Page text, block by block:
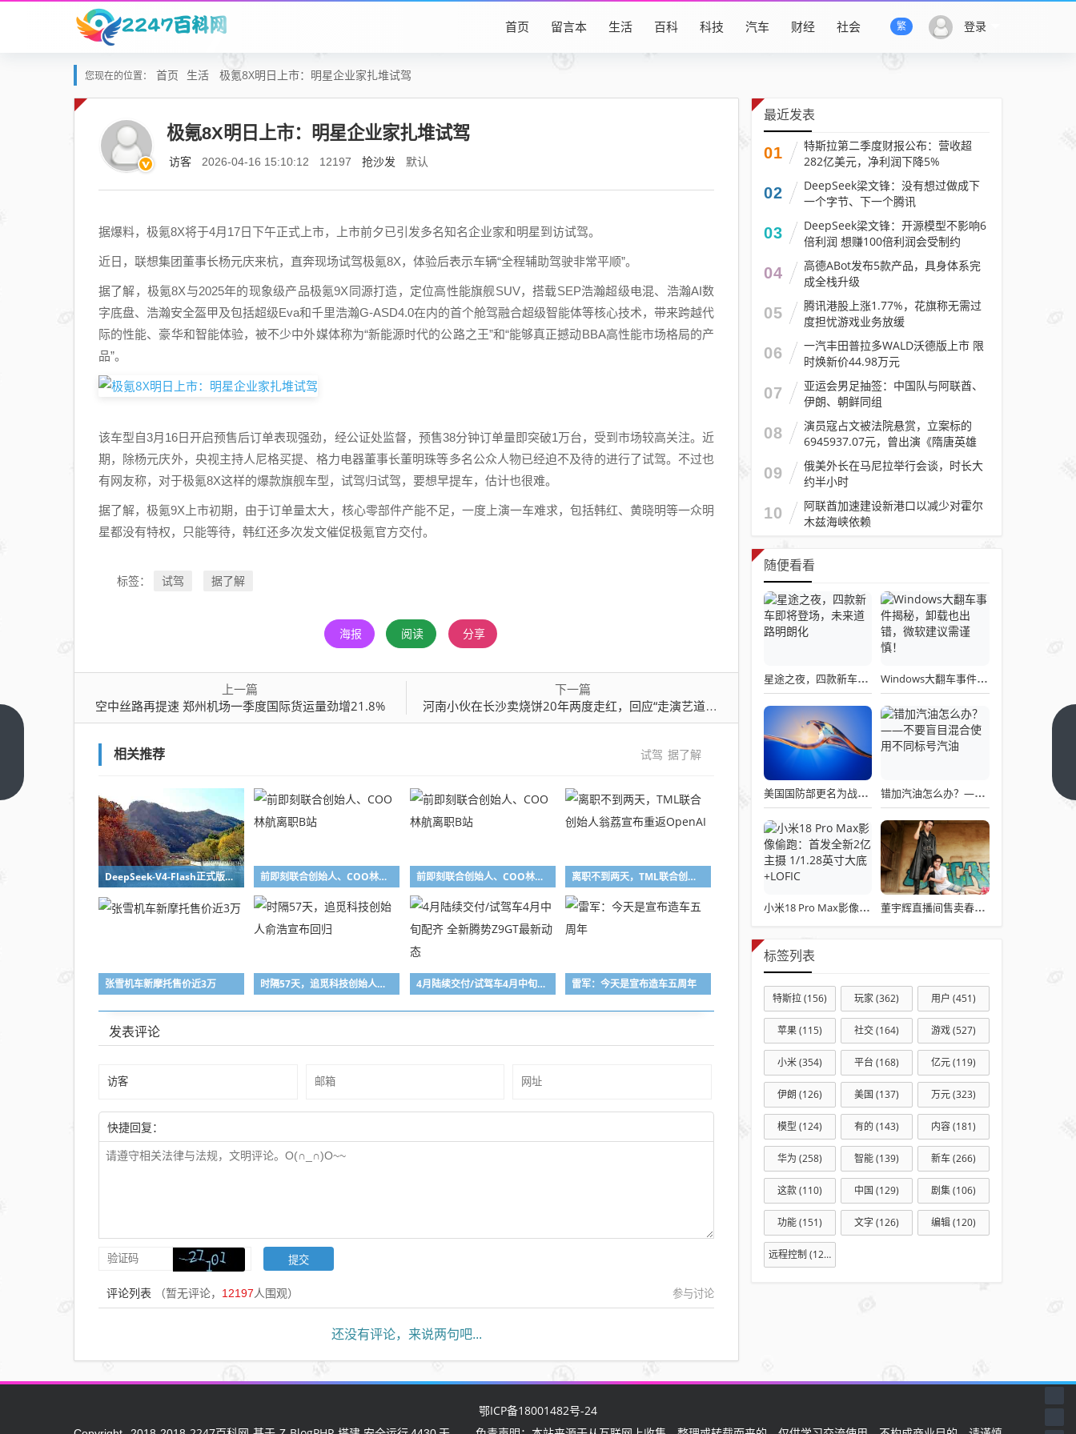
登录
繁
首页 留言本 生活 百科 科技 汽车 财经 社会
您现在的位置： 首页 生活 极氪8X明日上市：明星企业家扎堆试驾
极氪8X明日上市：明星企业家扎堆试驾
访客 2026-04-16 15:10:12 12197 抢沙发 默认
据爆料，极氪8X将于4月17日下午正式上市，上市前夕已引发多名知名企业家和明星到访试驾。
近日，联想集团董事长杨元庆来杭，直奔现场试驾极氪8X，体验后表示车辆“全程辅助驾驶非常平顺”。
据了解，极氪8X与2025年的现象级产品极氪9X同源打造，定位高性能旗舰SUV，搭载SEP浩瀚超级电混、浩瀚AI数
字底盘、浩瀚安全盔甲及包括超级Eva和千里浩瀚G-ASD4.0在内的首个舱驾融合超级智能体等核心技术，带来跨越代
际的性能、豪华和智能体验，被不少中外媒体称为“新能源时代的公路之王”和“能够真正撼动BBA高性能市场格局的产
品”。
该车型自3月16日开启预售后订单表现强劲，经公证处监督，预售38分钟订单量即突破1万台，受到市场较高关注。近
期，除杨元庆外，央视主持人尼格买提、格力电器董事长董明珠等多名公众人物已经迫不及待的进行了试驾。不过也
有网友称，对于极氪8X这样的爆款旗舰车型，试驾归试驾，要想早提车，估计也很难。
据了解，极氪9X上市初期，由于订单量太大，核心零部件产能不足，一度上演一车难求，包括韩红、黄晓明等一众明
星都没有特权，只能等待，韩红还多次发文催促极氪官方交付。
标签： 试驾 据了解
海报 阅读 分享
上一篇
空中丝路再提速 郑州机场一季度国际货运量劲增21.8%
下一篇
河南小伙在长沙卖烧饼20年两度走红，回应“走演艺道路”：从没经纪公司联系过，证明条件不够；曾登上《快乐大本营》
相关推荐 试驾 据了解
DeepSeek-V4-Flash正式版API上线公测 前即刻联合创始人、COO林航离职B站 前即刻联合创始人、COO林航离职B站 离职不到两天，TML联合创始人翁荔宣布重返OpenAI
张雪机车新摩托售价近3万 时隔57天，追觅科技创始人俞浩宣布回归 4月陆续交付/试驾车4月中旬配齐 全新腾势Z9GT最新动态 雷军：今天是宣布造车五周年
发表评论
快捷回复：
评论列表 （暂无评论， 12197人围观） 参与讨论
还没有评论，来说两句吧...
最近发表
01
特斯拉第二季度财报公布：营收超
282亿美元，净利润下降5%
02
DeepSeek梁文锋：没有想过做成下
一个字节、下一个腾讯
03
DeepSeek梁文锋：开源模型不影响6
倍利润 想赚100倍利润会受制约
04
高德ABot发布5款产品，具身体系完
成全栈升级
05
腾讯港股上涨1.77%，花旗称无需过
度担忧游戏业务放缓
06
一汽丰田普拉多WALD沃德版上市 限
时焕新价44.98万元
07
亚运会男足抽签：中国队与阿联酋、
伊朗、朝鲜同组
08
演员寇占文被法院悬赏，立案标的
6945937.07元，曾出演《隋唐英雄
传》《逐玉》《镖人》等
09
俄美外长在马尼拉举行会谈，时长大
约半小时
10
阿联酋加速建设新港口以减少对霍尔
木兹海峡依赖
随便看看
星途之夜，四款新车即将登场，未来道路明朗化 Windows大翻车事件揭秘，卸载也出错，微软建议需谨慎！
美国国防部更名为战争部引发关注热议 错加汽油怎么办？——不要盲目混合使用不同标号汽油
小米18 Pro Max影像偷跑：首发全新2亿主摄 1/1.28英寸大底+LOFIC 董宇辉直播间售卖春联引发争议
标签列表
特斯拉(156) 玩家(362) 用户 (451)
苹果(115) 社交(164) 游戏(527)
小米(354) 平台 (168) 亿元(119)
伊朗 (126) 美国 (137) 万元(323)
模型 (124) 有的 (143) 内容(181)
华为 (258) 智能(139) 新车(266)
这款(110) 中国 (129) 剧集(106)
功能(151) 文字(126) 编辑(120)
远程控制 (127)
鄂ICP备18001482号-24